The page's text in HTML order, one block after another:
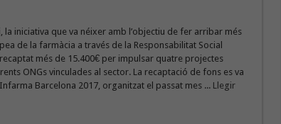
la iniciativa que va néixer amb l’objectiu de fer arribar més
de la farmàcia a través de la Responsabilitat Social
més de 15.400€ per impulsar quatre projectes
ONGs vinculades al sector. La recaptació de fons es va
Barcelona 2017, organitzat el passat mes ... Llegir